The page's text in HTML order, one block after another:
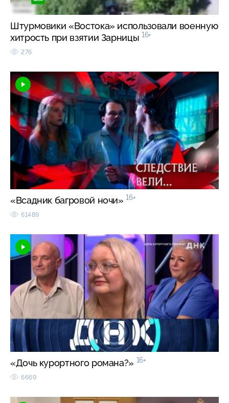
Штурмовики «Востока» использовали военную
хитрость при взятии Зарницы 16+
276
«Всадник багровой ночи» 16+
61489
«Дочь курортного романа?» 16+
6669